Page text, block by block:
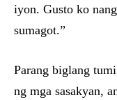
iyon. Gusto ko
sumagot.”
Parang biglang
ng mga sasakyan,